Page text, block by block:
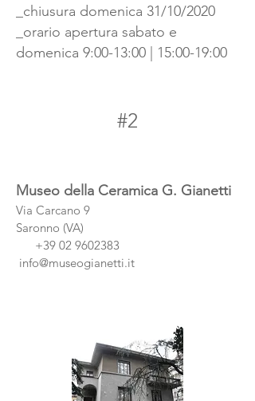
_chiusura domenica 31/10/2020
_orario apertura sabato e
domenica 9:00-13:00 | 15:00-19:00
#2
Museo della Ceramica G. Gianetti
Via Carcano 9
Saronno (VA)
+39 02 9602383
info@museogianetti.it